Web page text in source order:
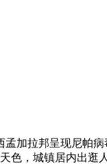
拉邦呈现尼帕病
色，城镇居内出逛